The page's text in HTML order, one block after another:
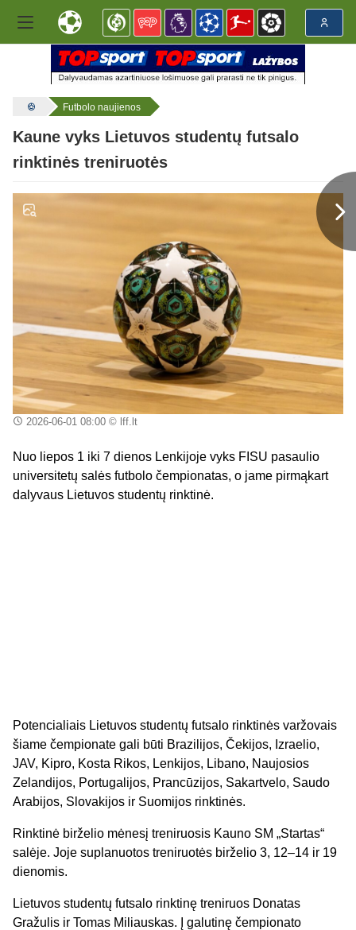
Futbolo naujienos
Kaune vyks Lietuvos studentų futsalo
rinktinės treniruotės
2026-06-01 08:00© lff.lt
Nuo liepos 1 iki 7 dienos Lenkijoje vyks FISU pasaulio
universitetų salės futbolo čempionatas, o jame pirmąkart
dalyvaus Lietuvos studentų rinktinė.
Potencialiais Lietuvos studentų futsalo rinktinės varžovais
šiame čempionate gali būti Brazilijos, Čekijos, Izraelio,
JAV, Kipro, Kosta Rikos, Lenkijos, Libano, Naujosios
Zelandijos, Portugalijos, Prancūzijos, Sakartvelo, Saudo
Arabijos, Slovakijos ir Suomijos rinktinės.
Rinktinė birželio mėnesį treniruosis Kauno SM „Startas“
salėje. Joje suplanuotos treniruotės birželio 3, 12–14 ir 19
dienomis.
Lietuvos studentų futsalo rinktinę treniruos Donatas
Gražulis ir Tomas Miliauskas. Į galutinę čempionato